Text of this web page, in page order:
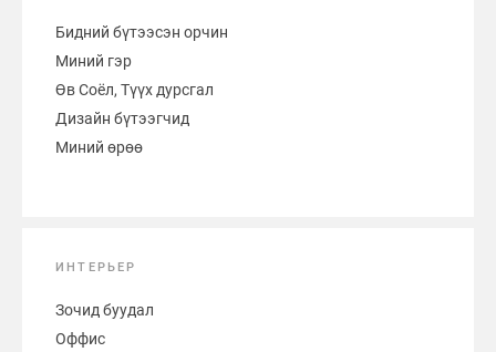
Бидний бүтээсэн орчин
Миний гэр
Өв Соёл, Түүх дурсгал
Дизайн бүтээгчид
Миний өрөө
ИНТЕРЬЕР
Зочид буудал
Оффис